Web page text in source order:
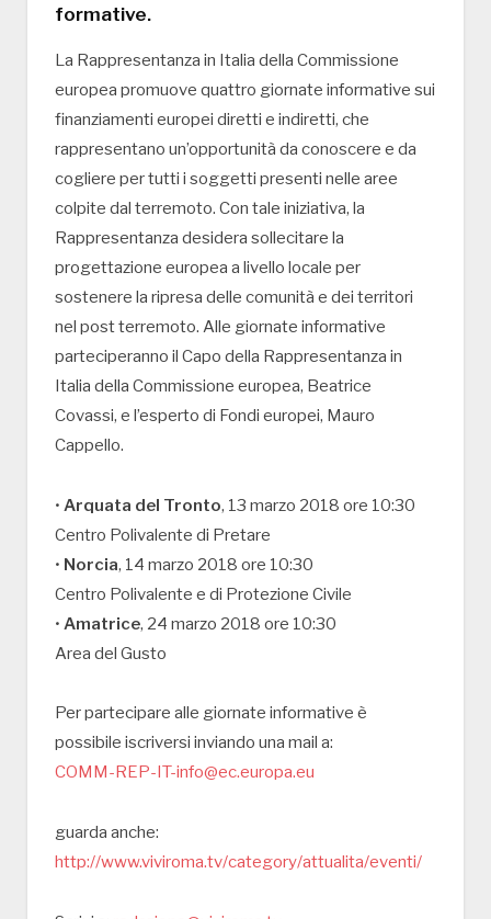
formative.
La Rappresentanza in Italia della Commissione
europea promuove quattro giornate informative sui
finanziamenti europei diretti e indiretti, che
rappresentano un’opportunità da conoscere e da
cogliere per tutti i soggetti presenti nelle aree
colpite dal terremoto. Con tale iniziativa, la
Rappresentanza desidera sollecitare la
progettazione europea a livello locale per
sostenere la ripresa delle comunità e dei territori
nel post terremoto. Alle giornate informative
parteciperanno il Capo della Rappresentanza in
Italia della Commissione europea, Beatrice
Covassi, e l’esperto di Fondi europei, Mauro
Cappello.
• Arquata del Tronto, 13 marzo 2018 ore 10:30
Centro Polivalente di Pretare
• Norcia, 14 marzo 2018 ore 10:30
Centro Polivalente e di Protezione Civile
• Amatrice, 24 marzo 2018 ore 10:30
Area del Gusto
Per partecipare alle giornate informative è
possibile iscriversi inviando una mail a:
COMM-REP-IT-info@ec.europa.eu
guarda anche:
http://www.viviroma.tv/category/attualita/eventi/